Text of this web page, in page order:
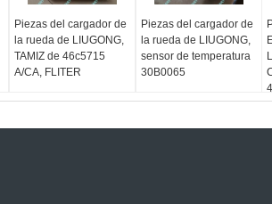
Piezas del cargador de
la rueda de LIUGONG,
TAMIZ de 46c5715
A/CA, FLITER
Piezas del cargador de
la rueda de LIUGONG,
sensor de temperatura
30B0065